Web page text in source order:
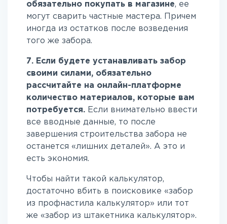
обязательно покупать в магазине, ее
могут сварить частные мастера. Причем
иногда из остатков после возведения
того же забора.
7. Если будете устанавливать забор
своими силами, обязательно
рассчитайте на онлайн-платформе
количество материалов, которые вам
потребуется. Если внимательно ввести
все вводные данные, то после
завершения строительства забора не
останется «лишних деталей». А это и
есть экономия.
Чтобы найти такой калькулятор,
достаточно вбить в поисковике «забор
из профнастила калькулятор» или тот
же «забор из штакетника калькулятор».